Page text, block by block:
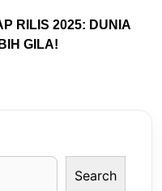
RILIS 2025: DUNIA
GILA!
Search